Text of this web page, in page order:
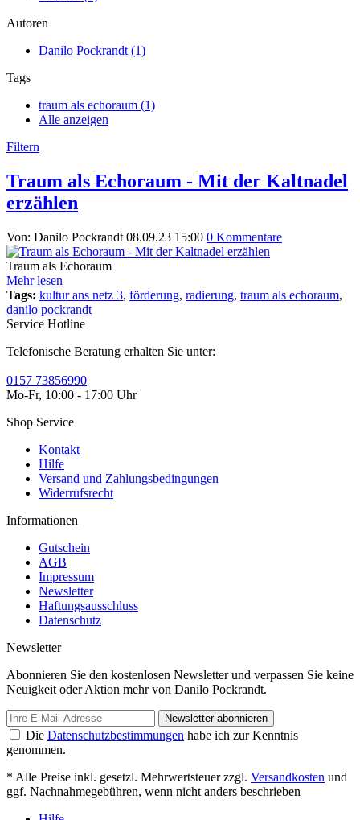
Autoren
Danilo Pockrandt (1)
Tags
traum als echoraum (1)
Alle anzeigen
Filtern
Traum als Echoraum - Mit der Kaltnadel
erzählen
Von: Danilo Pockrandt 08.09.23 15:00 0 Kommentare
Traum als Echoraum
Mehr lesen
Tags: kultur ans netz 3, förderung, radierung, traum als echoraum,
danilo pockrandt
Service Hotline
Telefonische Beratung erhalten Sie unter:
0157 73856990
Mo-Fr, 10:00 - 17:00 Uhr
Shop Service
Kontakt
Hilfe
Versand und Zahlungsbedingungen
Widerrufsrecht
Informationen
Gutschein
AGB
Impressum
Newsletter
Haftungsausschluss
Datenschutz
Newsletter
Abonnieren Sie den kostenlosen Newsletter und verpassen Sie keine
Neuigkeit oder Aktion mehr von Danilo Pockrandt.
Newsletter abonnieren
Die Datenschutzbestimmungen habe ich zur Kenntnis
genommen.
* Alle Preise inkl. gesetzl. Mehrwertsteuer zzgl. Versandkosten und
ggf. Nachnahmegebühren, wenn nicht anders beschrieben